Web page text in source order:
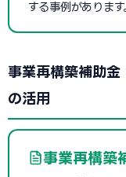
する事例があります
事業再構築補助金
の活用
事業再構築